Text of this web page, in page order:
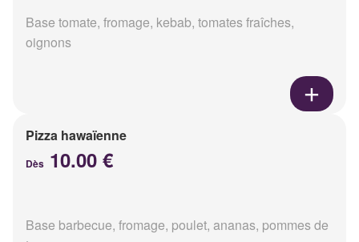
Base tomate, fromage, kebab, tomates fraîches,
oignons
Pizza hawaïenne
Dès 10.00 €
Base barbecue, fromage, poulet, ananas, pommes de